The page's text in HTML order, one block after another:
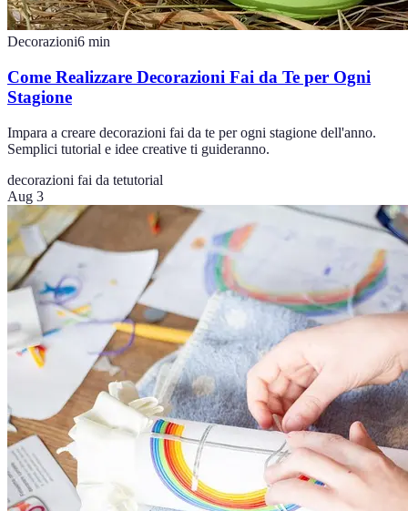
Decorazioni6 min
Come Realizzare Decorazioni Fai da Te per Ogni
Stagione
Impara a creare decorazioni fai da te per ogni stagione dell'anno.
Semplici tutorial e idee creative ti guideranno.
decorazioni fai da tetutorial
Aug 3